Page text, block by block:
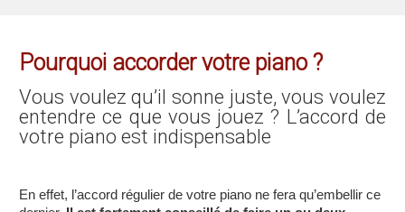
Pourquoi accorder votre piano ?
Vous voulez qu’il sonne juste, vous voulez
entendre ce que vous jouez ? L’accord de
votre piano est indispensable
En effet, l’accord régulier de votre piano ne fera qu’embellir ce